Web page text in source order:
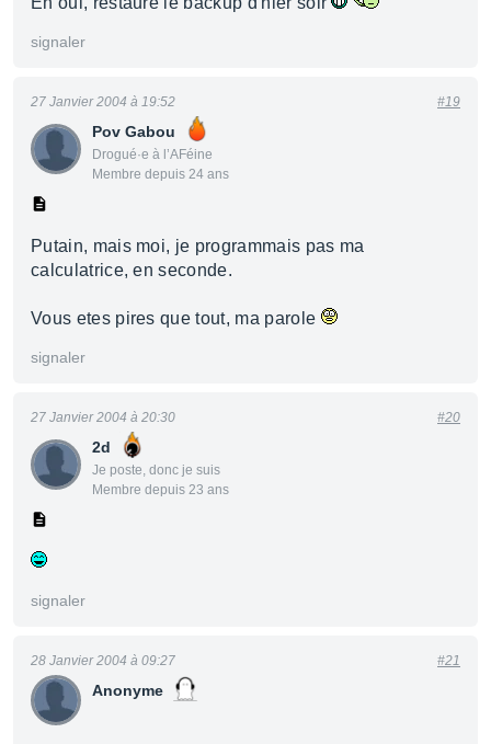
signaler
Pov Gabou
Drogué·e à l’AFéine
Membre depuis 24 ans
27 Janvier 2004 à 19:52 #19
Putain, mais moi, je programmais pas ma
calculatrice, en seconde.
Vous etes pires que tout, ma parole
signaler
2d
Je poste, donc je suis
Membre depuis 23 ans
27 Janvier 2004 à 20:30 #20
signaler
Anonyme
28 Janvier 2004 à 09:27 #21